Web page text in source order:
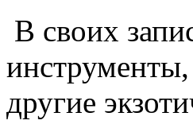
В своих
другие